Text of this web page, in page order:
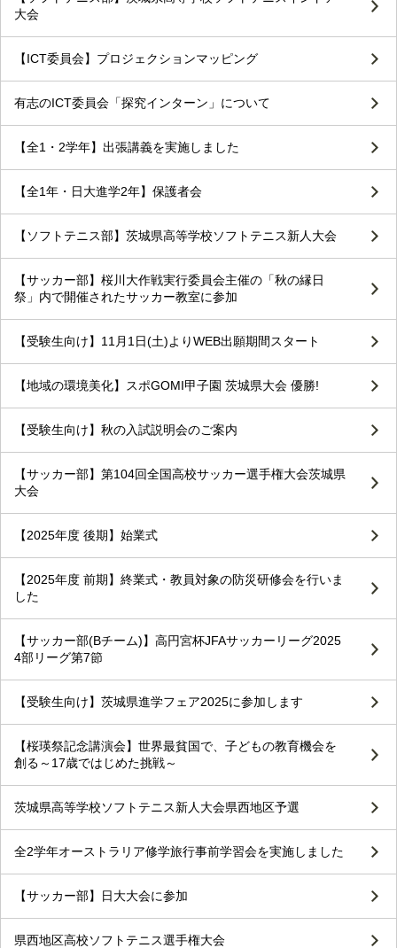
大会
【ICT委員会】プロジェクションマッピング
有志のICT委員会「探究インターン」について
【全1・2学年】出張講義を実施しました
【全1年・日大進学2年】保護者会
【ソフトテニス部】茨城県高等学校ソフトテニス新人大会
【サッカー部】桜川大作戦実行委員会主催の「秋の縁日
祭」内で開催されたサッカー教室に参加
【受験生向け】11月1日(土)よりWEB出願期間スタート
【地域の環境美化】スポGOMI甲子園 茨城県大会 優勝!
【受験生向け】秋の入試説明会のご案内
【サッカー部】第104回全国高校サッカー選手権大会茨城県
大会
【2025年度 後期】始業式
【2025年度 前期】終業式・教員対象の防災研修会を行いま
した
【サッカー部(Bチーム)】高円宮杯JFAサッカーリーグ2025
4部リーグ第7節
【受験生向け】茨城県進学フェア2025に参加します
【桜瑛祭記念講演会】世界最貧国で、子どもの教育機会を
創る～17歳ではじめた挑戦～
茨城県高等学校ソフトテニス新人大会県西地区予選
全2学年オーストラリア修学旅行事前学習会を実施しました
【サッカー部】日大大会に参加
県西地区高校ソフトテニス選手権大会